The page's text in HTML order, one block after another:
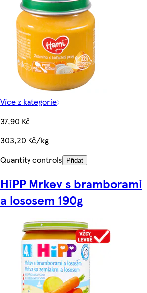
Více z kategorie
37,90 Kč
303,20 Kč/kg
Quantity controls
Přidat
HiPP Mrkev s bramborami
a lososem 190g